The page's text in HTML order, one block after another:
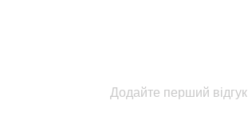
Додайте перший відгук